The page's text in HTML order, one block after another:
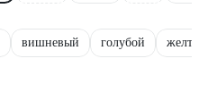
вишневый голубой